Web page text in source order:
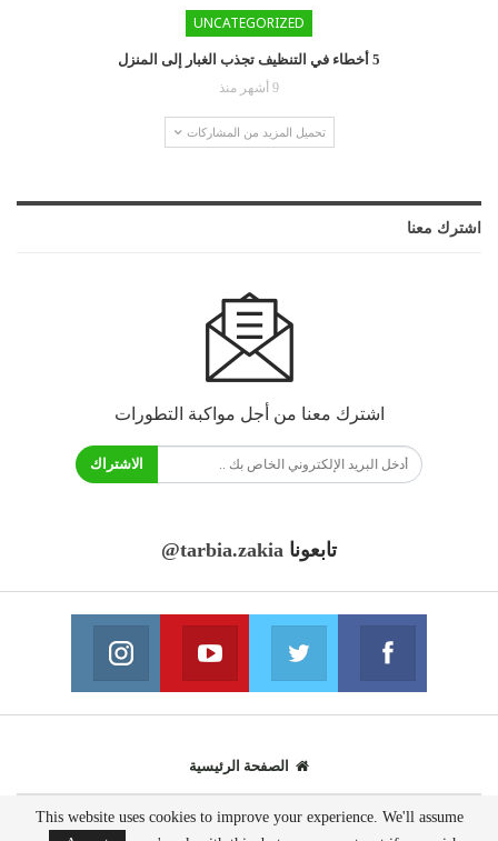
UNCATEGORIZED
5 أخطاء في التنظيف تجذب الغبار إلى المنزل
9 أشهر منذ
تحميل المزيد من المشاركات
اشترك معنا
اشترك معنا من أجل مواكبة التطورات
الاشتراك
تابعونا @tarbia.zakia
فايسبوك
انضم الينا انضم الينا
يوتيوب
انضم الينا
الصفحة الرئيسية
© 2020 - جميع الحقوق محفوظة.
This website uses cookies to improve your experience. We'll assume